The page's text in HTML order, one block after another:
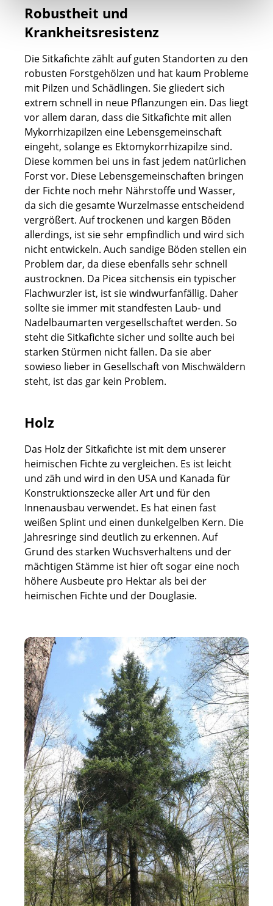
Robustheit und
Krankheitsresistenz
Die Sitkafichte zählt auf guten Standorten zu den
robusten Forstgehölzen und hat kaum Probleme
mit Pilzen und Schädlingen. Sie gliedert sich
extrem schnell in neue Pflanzungen ein. Das liegt
vor allem daran, dass die Sitkafichte mit allen
Mykorrhizapilzen eine Lebensgemeinschaft
eingeht, solange es Ektomykorrhizapilze sind.
Diese kommen bei uns in fast jedem natürlichen
Forst vor. Diese Lebensgemeinschaften bringen
der Fichte noch mehr Nährstoffe und Wasser,
da sich die gesamte Wurzelmasse entscheidend
vergrößert. Auf trockenen und kargen Böden
allerdings, ist sie sehr empfindlich und wird sich
nicht entwickeln. Auch sandige Böden stellen ein
Problem dar, da diese ebenfalls sehr schnell
austrocknen. Da Picea sitchensis ein typischer
Flachwurzler ist, ist sie windwurfanfällig. Daher
sollte sie immer mit standfesten Laub- und
Nadelbaumarten vergesellschaftet werden. So
steht die Sitkafichte sicher und sollte auch bei
starken Stürmen nicht fallen. Da sie aber
sowieso lieber in Gesellschaft von Mischwäldern
steht, ist das gar kein Problem.
Holz
Das Holz der Sitkafichte ist mit dem unserer
heimischen Fichte zu vergleichen. Es ist leicht
und zäh und wird in den USA und Kanada für
Konstruktionszecke aller Art und für den
Innenausbau verwendet. Es hat einen fast
weißen Splint und einen dunkelgelben Kern. Die
Jahresringe sind deutlich zu erkennen. Auf
Grund des starken Wuchsverhaltens und der
mächtigen Stämme ist hier oft sogar eine noch
höhere Ausbeute pro Hektar als bei der
heimischen Fichte und der Douglasie.